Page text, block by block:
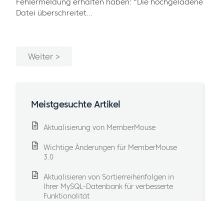
Datei überschreitet...
Weiter
Meistgesuchte Artikel
Aktualisierung von MemberMouse
Wichtige Änderungen für MemberMouse
3.0
Aktualisieren von Sortierreihenfolgen in
Ihrer MySQL-Datenbank für verbesserte
Funktionalität